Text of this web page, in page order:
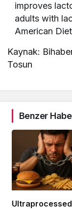
improves
adults with
American
Kaynak:
Tosun
Benzer
Ultraprocessed